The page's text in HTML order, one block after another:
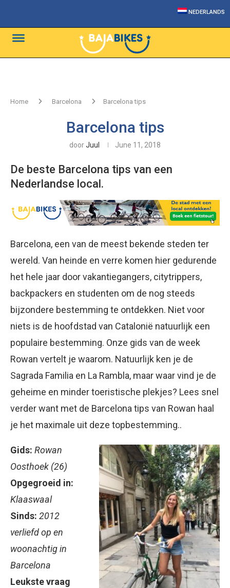
NEDERLANDS
Home Barcelona Barcelona tips
Barcelona tips
doorJuul June 11, 2018
De beste Barcelona tips van een
Nederlandse local.
Barcelona, een van de meest bekende steden ter
wereld. Van heinde en verre komen hier gedurende
het hele jaar door vakantiegangers, citytrippers,
backpackers en studenten om de nog steeds
bijzondere bestemming te ontdekken. Niet voor
niets is de hoofdstad van Catalonië natuurlijk een
populaire bestemming. Onze gids van de week
Rowan vertelt je waarom. Natuurlijk ken je de
Sagrada Familia en La Rambla, maar waar vind je de
geheime en minder toeristische plekjes? Lees snel
verder want met de Barcelona tips van Rowan haal
je het maximale uit deze topbestemming..
Gids: Rowan
Oosthoek (26)
Opgegroeid in:
Klaaswaal
Sinds: 2012
verliefd op en
woonachtig in
Barcelona
Leukste vraag